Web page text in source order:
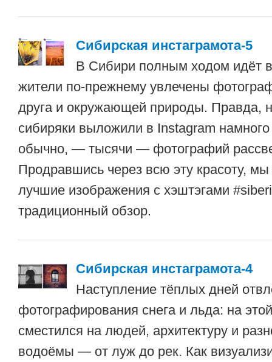
Сибирская инстаграмота-5
В Сибири полным ходом идёт
жители по-прежнему увлечены
друга и окружающей природы. Правда,
сибиряки выложили в Instagram
обычно, — тысячи — фотографий
Продравшись через всю эту красоту,
лучшие изображения с хэштэгами
традиционный обзор.
Сибирская инстаграмота-4
Наступление тёплых дней
фотографирования снега и льда: на
сместился на людей, архитектуру и
водоёмы — от луж до рек. Как